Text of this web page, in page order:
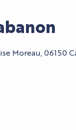
Moreau, 06150